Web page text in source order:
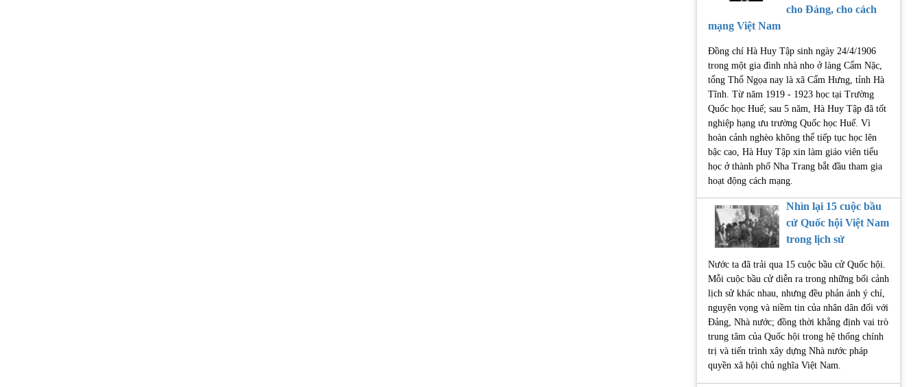
cho Đảng, cho cách
mạng Việt Nam
Đồng chí Hà Huy Tập sinh ngày 24/4/1906
trong một gia đình nhà nho ở làng Cẩm Nặc,
tổng Thổ Ngọa nay là xã Cẩm Hưng, tỉnh Hà
Tĩnh. Từ năm 1919 - 1923 học tại Trường
Quốc học Huế; sau 5 năm, Hà Huy Tập đã tốt
nghiệp hạng ưu trường Quốc học Huế. Vì
hoàn cảnh nghèo không thể tiếp tục học lên
bậc cao, Hà Huy Tập xin làm giáo viên tiểu
học ở thành phố Nha Trang bắt đầu tham gia
hoạt động cách mạng.
Nhìn lại 15 cuộc bầu
cử Quốc hội Việt Nam
trong lịch sử
Nước ta đã trải qua 15 cuộc bầu cử Quốc hội.
Mỗi cuộc bầu cử diễn ra trong những bối cảnh
lịch sử khác nhau, nhưng đều phản ánh ý chí,
nguyện vọng và niềm tin của nhân dân đối với
Đảng, Nhà nước; đồng thời khẳng định vai trò
trung tâm của Quốc hội trong hệ thống chính
trị và tiến trình xây dựng Nhà nước pháp
quyền xã hội chủ nghĩa Việt Nam.